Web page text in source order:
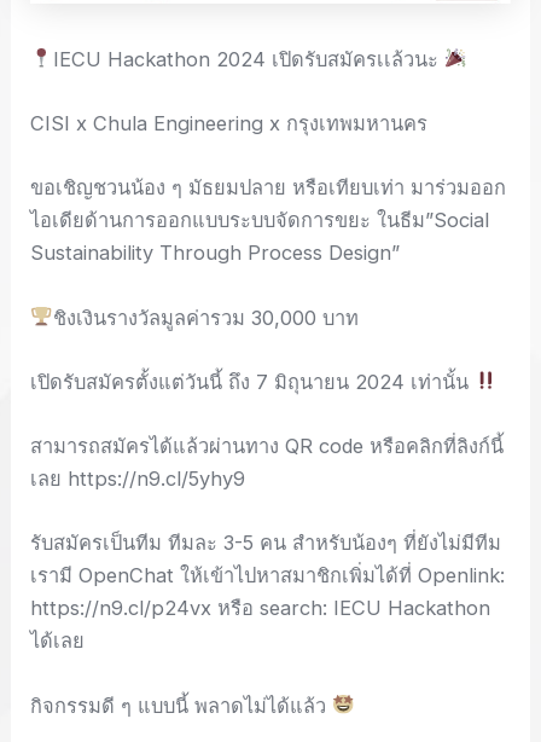
IECU Hackathon 2024 เปิดรับสมัครเเล้วนะ
CISI x Chula Engineering x กรุงเทพมหานคร
ขอเชิญชวนน้อง ๆ มัธยมปลาย หรือเทียบเท่า มาร่วมออก
ไอเดียด้านการออกแบบระบบจัดการขยะ ในธีม”Social
Sustainability Through Process Design”
ชิงเงินรางวัลมูลค่ารวม 30,000 บาท
เปิดรับสมัครตั้งแต่วันนี้ ถึง 7 มิถุนายน 2024 เท่านั้น
สามารถสมัครได้แล้วผ่านทาง QR code หรือคลิกที่ลิงก์นี้
เลย https://n9.cl/5yhy9
รับสมัครเป็นทีม ทีมละ 3-5 คน สำหรับน้องๆ ที่ยังไม่มีทีม
เรามี OpenChat ให้เข้าไปหาสมาชิกเพิ่มได้ที่ Openlink:
https://n9.cl/p24vx หรือ search: IECU Hackathon
ได้เลย
กิจกรรมดี ๆ แบบนี้ พลาดไม่ได้แล้ว